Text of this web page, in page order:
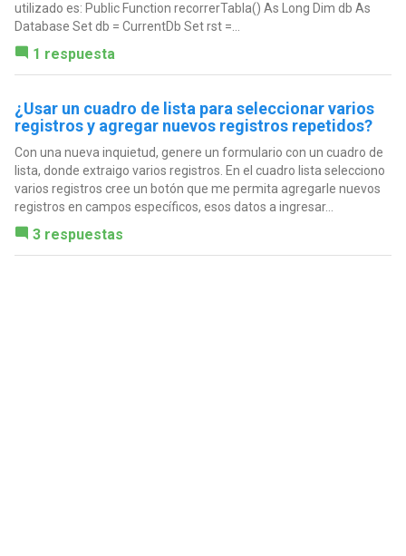
utilizado es: Public Function recorrerTabla() As Long Dim db As
Database Set db = CurrentDb Set rst =...
1 respuesta
¿Usar un cuadro de lista para seleccionar varios
registros y agregar nuevos registros repetidos?
Con una nueva inquietud, genere un formulario con un cuadro de
lista, donde extraigo varios registros. En el cuadro lista selecciono
varios registros cree un botón que me permita agregarle nuevos
registros en campos específicos, esos datos a ingresar...
3 respuestas